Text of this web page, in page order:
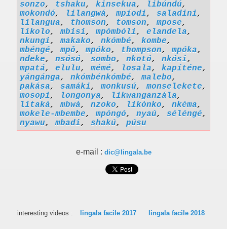
sonzo, tshaku, kinsekua, libúndú,
mokondó, lilangwá,mpíodi, saladini,
lilangua, thomson, tomson,mpose,
likolo,mbisi,mpómbóli, elandela,
nkungi,makako, nkómbé, kombe,
mbéngé,mpô,mpóko, thompson,mpóka,
ndeke, nsósó, sombo, nkotó, nkósi,
mpatá, elulu,mémé, losala, kapíténe,
yángánga, nkómbénkómbé,malebo,
pakása, samáki,monkusú,monselekete,
mosopi, longonya, likwanganzála,
litaká,mbwá, nzoko, likónko, nkéma,
mokele-mbembe,mpóngó, nyaú, séléngé,
nyawu,mbadi, shakú, púsu
e-mail : dic@lingala.be
interesting videos : lingala facile 2017 lingala facile 2018